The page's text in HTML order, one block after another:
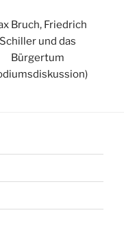
Bruch, Friedrich
Schiller und das
Bürgertum